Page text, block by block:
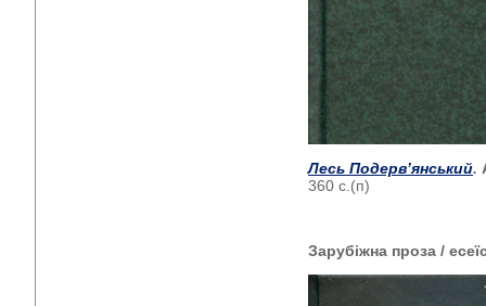
Лесь Подерв’янський.
360 с.(п)
Зарубіжна проза /